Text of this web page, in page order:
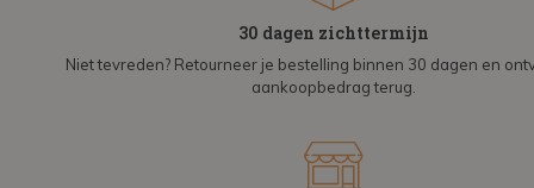
30 dagen zichttermijn
Niet tevreden? Retourneer je bestelling binnen 30 dagen en
aankoopbedrag terug.